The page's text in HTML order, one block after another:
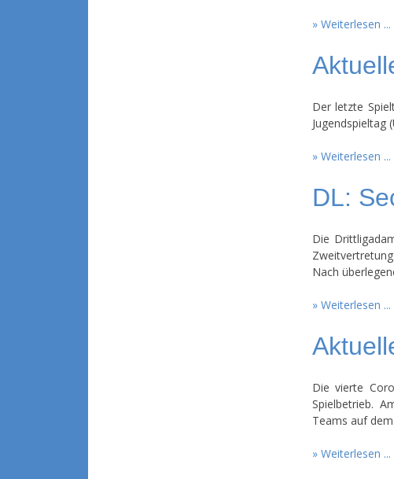
Weiterlesen ...
Der letzte
Jugendspieltag
Weiterlesen ...
DL:
Die
Nach
Weiterlesen ...
Die vierte
Spielbetrieb.
Teams auf
Weiterlesen ...